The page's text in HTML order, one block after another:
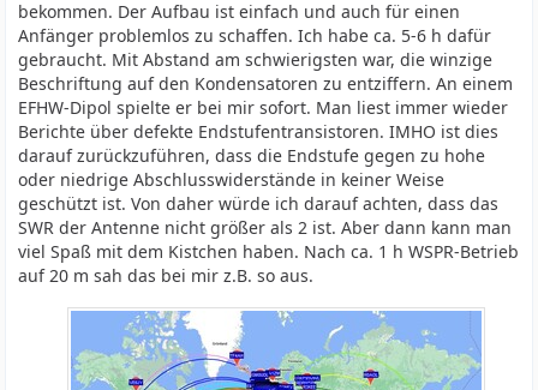
bekommen. Der Aufbau ist einfach und auch für einen
Anfänger problemlos zu schaffen. Ich habe ca. 5-6 h dafür
gebraucht. Mit Abstand am schwierigsten war, die winzige
Beschriftung auf den Kondensatoren zu entziffern. An einem
EFHW-Dipol spielte er bei mir sofort. Man liest immer wieder
Berichte über defekte Endstufentransistoren. IMHO ist dies
darauf zurückzuführen, dass die Endstufe gegen zu hohe
oder niedrige Abschlusswiderstände in keiner Weise
geschützt ist. Von daher würde ich darauf achten, dass das
SWR der Antenne nicht größer als 2 ist. Aber dann kann man
viel Spaß mit dem Kistchen haben. Nach ca. 1 h WSPR-Betrieb
auf 20 m sah das bei mir z.B. so aus.